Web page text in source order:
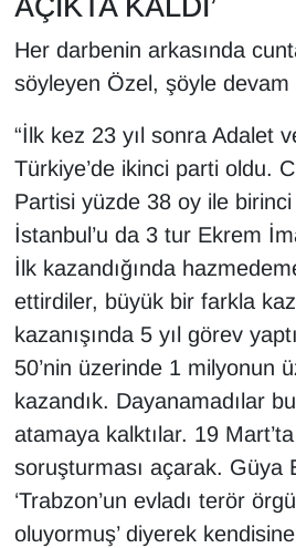
Her darbenin arkasında
söyleyen Özel, şöyle devam
“İlk kez 23 yıl sonra Adalet
Türkiye’de ikinci parti oldu.
Partisi yüzde 38 oy ile
İstanbul’u da 3 tur Ekrem
İlk kazandığında
ettirdiler, büyük bir farkla
kazanışında 5 yıl görev
50’nin üzerinde 1 milyonun
kazandık. Dayanamadılar
atamaya kalktılar. 19
soruşturması açarak. Güya
‘Trabzon’un evladı terör
oluyormuş’ diyerek